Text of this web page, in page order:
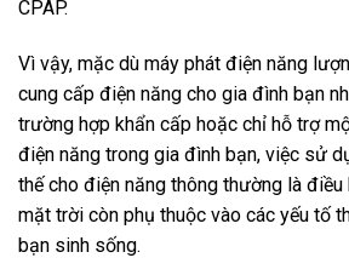
CPAP.
Vì vậy, mặc dù máy phát điện năng
cung cấp điện năng cho gia đình bạn
trường hợp khẩn cấp hoặc chỉ hỗ trợ
điện năng trong gia đình bạn, việc sử
thế cho điện năng thông thường là điều
mặt trời còn phụ thuộc vào các yếu tố
bạn sinh sống.